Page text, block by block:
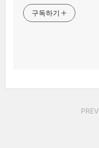
구독하기
PREV